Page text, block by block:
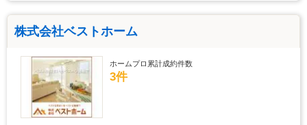
株式会社ベストホーム
3件